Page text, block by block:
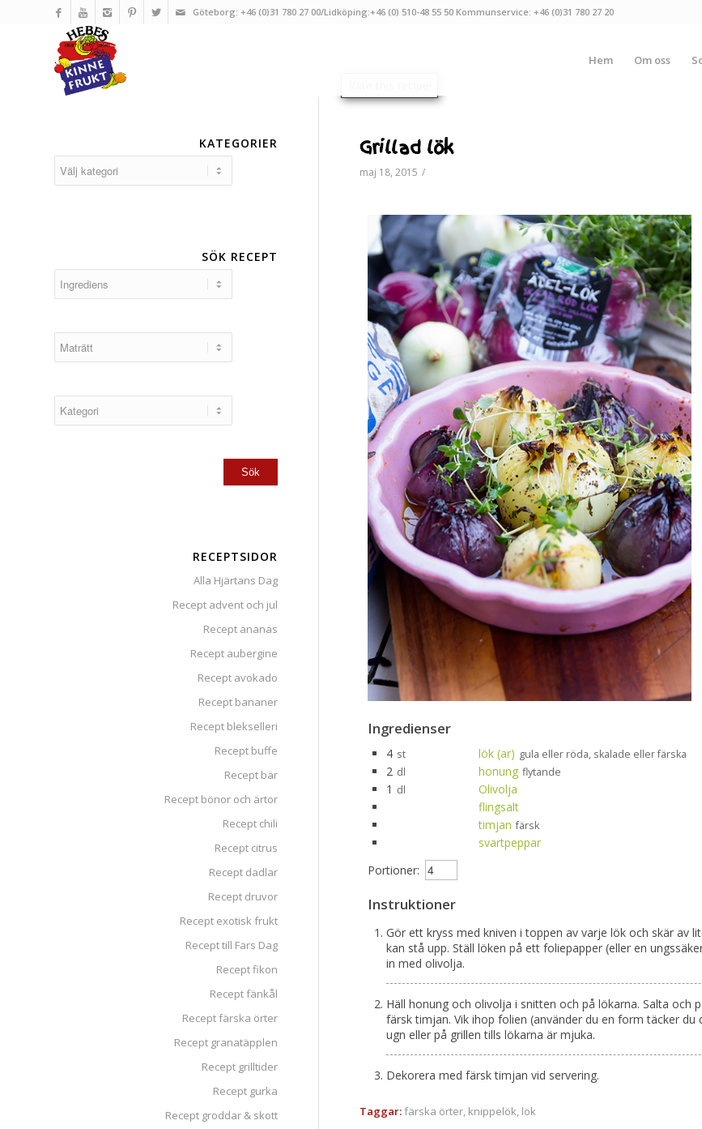
Göteborg: +46 (0)31 780 27 00/Lidköping:+46 (0) 510-48 55 50 Kommunservice: +46 (0)31 780 27 20
Hem Om oss
Grillad lök
maj 18, 2015 /
Ingredienser
4 st lök (ar) gula eller röda, skalade eller färska
2 dl honung flytande
1 dl
Olivolja
flingsalt
timjan färsk
svartpeppar
Portioner:
Instruktioner
Gör ett kryss med kniven i toppen av varje lök och skär av
kan stå upp. Ställ löken på ett foliepapper (eller en
in med olivolja.
Häll honung och olivolja i snitten och på lökarna. Salta och
färsk timjan. Vik ihop folien (använder du en form täcker du
ugn eller på grillen tills lökarna är mjuka.
Dekorera med färsk timjan vid servering.
Taggar:färska örter, knippelök, lök
KATEGORIER
SÖK RECEPT
RECEPTSIDOR
Alla Hjärtans Dag
Recept advent och jul
Recept ananas
Recept aubergine
Recept avokado
Recept bananer
Recept blekselleri
Recept buffe
Recept bär
Recept bönor och ärtor
Recept chili
Recept citrus
Recept dadlar
Recept druvor
Recept exotisk frukt
Recept till Fars Dag
Recept fikon
Recept fänkål
Recept färska örter
Recept granatäpplen
Recept grilltider
Recept gurka
Recept groddar & skott